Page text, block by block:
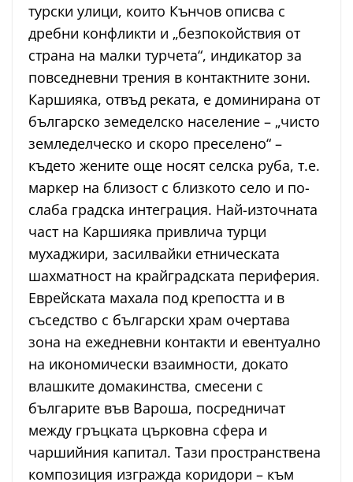
турски улици, които Кънчов описва с
дребни конфликти и „безпокойствия от
страна на малки турчета“, индикатор за
повседневни трения в контактните зони.
Каршияка, отвъд реката, е доминирана от
българско земеделско население – „чисто
земледелческо и скоро преселено“ –
където жените още носят селска руба, т.е.
маркер на близост с близкото село и по-
слаба градска интеграция. Най-източната
част на Каршияка привлича турци
мухаджири, засилвайки етническата
шахматност на крайградската периферия.
Еврейската махала под крепостта и в
съседство с български храм очертава
зона на ежедневни контакти и евентуално
на икономически взаимности, докато
влашките домакинства, смесени с
българите във Вароша, посредничат
между гръцката църковна сфера и
чаршийния капитал. Тази пространствена
композиция изгражда коридори – към